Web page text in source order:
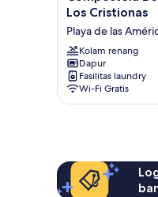
Beach
Garden
Los
Cristionas
Playa
de
las
Los Cristionas
Playa de las
Kolam renang
Dapur
Fasilitas laundry
Wi-Fi Gratis